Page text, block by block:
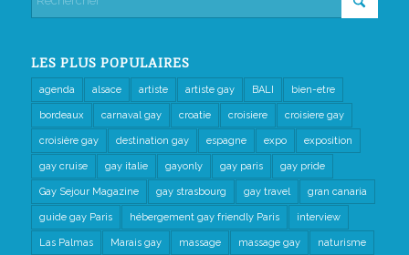
LES PLUS POPULAIRES
agenda alsace artiste artiste gay BALI bien-etre
bordeaux carnaval gay croatie croisiere croisiere gay
croisière gay destination gay espagne expo exposition
gay cruise gay italie gayonly gay paris gay pride
Gay Sejour Magazine gay strasbourg gay travel gran canaria
guide gay Paris hébergement gay friendly Paris interview
Las Palmas Marais gay massage massage gay naturisme